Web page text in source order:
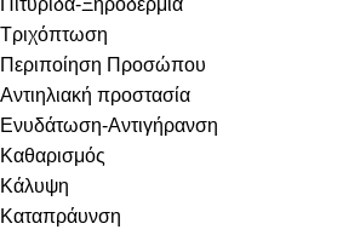
Πιτυρίδα-Ξηροδερμία
Τριχόπτωση
Περιποίηση Προσώπου
Αντιηλιακή προστασία
Ενυδάτωση-Αντιγήρανση
Καθαρισμός
Κάλυψη
Καταπράυνση